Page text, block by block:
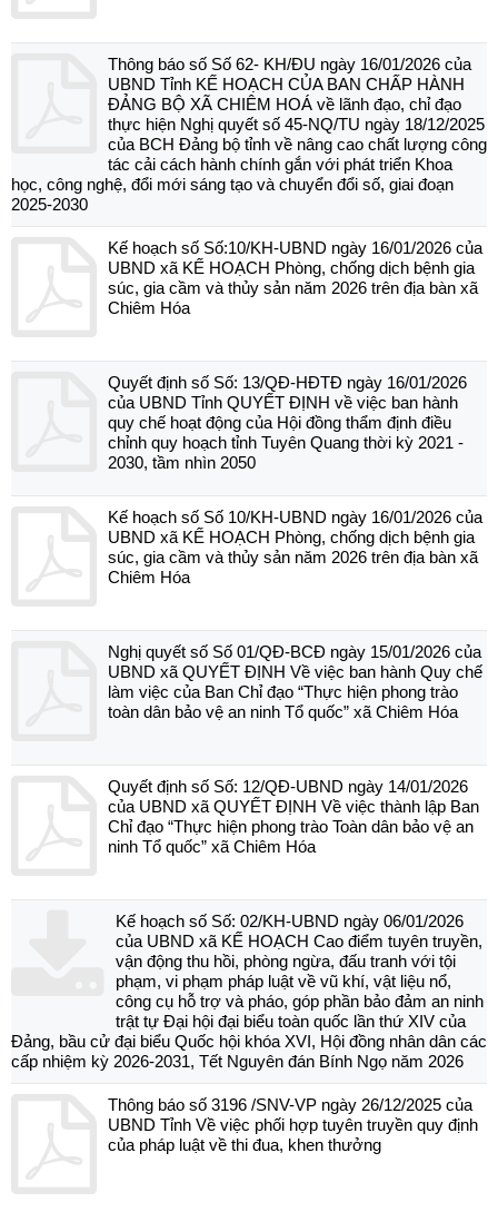
Thông báo số Số 62- KH/ĐU ngày 16/01/2026 của
UBND Tỉnh KẾ HOẠCH CỦA BAN CHẤP HÀNH
ĐẢNG BỘ XÃ CHIÊM HOÁ về lãnh đạo, chỉ đạo
thực hiện Nghị quyết số 45-NQ/TU ngày 18/12/2025
của BCH Đảng bộ tỉnh về nâng cao chất lượng công
tác cải cách hành chính gắn với phát triển Khoa
học, công nghệ, đổi mới sáng tạo và chuyển đổi số, giai đoạn
2025-2030
Kế hoạch số Số:10/KH-UBND ngày 16/01/2026 của
UBND xã KẾ HOẠCH Phòng, chống dịch bệnh gia
súc, gia cầm và thủy sản năm 2026 trên địa bàn xã
Chiêm Hóa
Quyết định số Số: 13/QĐ-HĐTĐ ngày 16/01/2026
của UBND Tỉnh QUYẾT ĐỊNH về việc ban hành
quy chế hoạt động của Hội đồng thẩm định điều
chỉnh quy hoạch tỉnh Tuyên Quang thời kỳ 2021 -
2030, tầm nhìn 2050
Kế hoạch số Số 10/KH-UBND ngày 16/01/2026 của
UBND xã KẾ HOẠCH Phòng, chống dịch bệnh gia
súc, gia cầm và thủy sản năm 2026 trên địa bàn xã
Chiêm Hóa
Nghị quyết số Số 01/QĐ-BCĐ ngày 15/01/2026 của
UBND xã QUYẾT ĐỊNH Về việc ban hành Quy chế
làm việc của Ban Chỉ đạo “Thực hiện phong trào
toàn dân bảo vệ an ninh Tổ quốc” xã Chiêm Hóa
Quyết định số Số: 12/QĐ-UBND ngày 14/01/2026
của UBND xã QUYẾT ĐỊNH Về việc thành lập Ban
Chỉ đạo “Thực hiện phong trào Toàn dân bảo vệ an
ninh Tổ quốc” xã Chiêm Hóa
Kế hoạch số Số: 02/KH-UBND ngày 06/01/2026
của UBND xã KẾ HOẠCH Cao điểm tuyên truyền,
vận động thu hồi, phòng ngừa, đấu tranh với tội
phạm, vi phạm pháp luật về vũ khí, vật liệu nổ,
công cụ hỗ trợ và pháo, góp phần bảo đảm an ninh
trật tự Đại hội đại biểu toàn quốc lần thứ XIV của
Đảng, bầu cử đại biểu Quốc hội khóa XVI, Hội đồng nhân dân các
cấp nhiệm kỳ 2026-2031, Tết Nguyên đán Bính Ngọ năm 2026
Thông báo số 3196 /SNV-VP ngày 26/12/2025 của
UBND Tỉnh Về việc phối hợp tuyên truyền quy định
của pháp luật về thi đua, khen thưởng